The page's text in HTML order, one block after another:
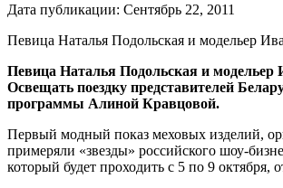
Дата публикации: Сентябрь 22, 2011
Певица Наталья Подольская и модельер
Певица Наталья Подольская и модельер
Освещать поездку представителей
программы Алиной Кравцовой.
Первый модный показ меховых изделий,
примеряли «звезды» российского шоу-
который будет проходить с 5 по 9